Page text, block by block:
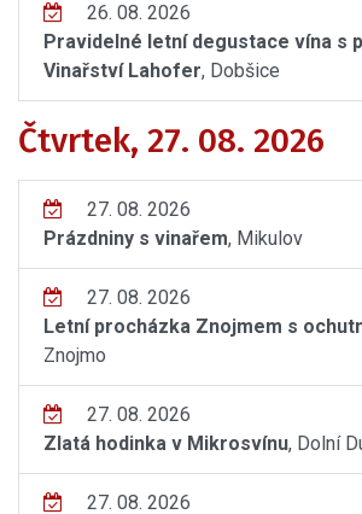
26. 08. 2026
Pravidelné letní degustace vína s
Vinařství Lahofer, Dobšice
Čtvrtek, 27. 08. 2026
27. 08. 2026
Prázdniny s vinařem, Mikulov
27. 08. 2026
Letní procházka Znojmem s
Znojmo
27. 08. 2026
Zlatá hodinka v Mikrosvínu, Dolní
27. 08. 2026